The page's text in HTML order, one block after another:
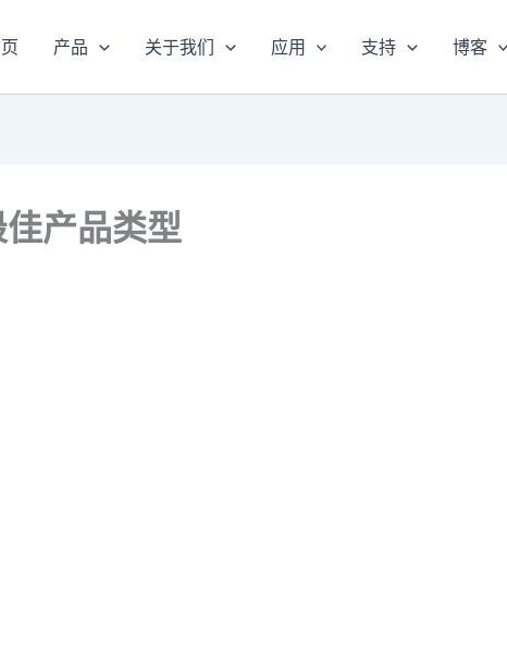
产品 关于我们 应用 支持 博客
产品类型